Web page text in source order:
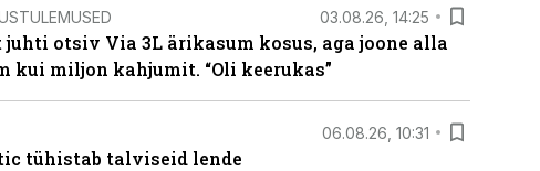
03.08.26, 14:25
juhti otsiv Via 3L ärikasum kosus, aga joone alla
kui miljon kahjumit. “Oli keerukas”
06.08.26, 10:31
tühistab talviseid lende